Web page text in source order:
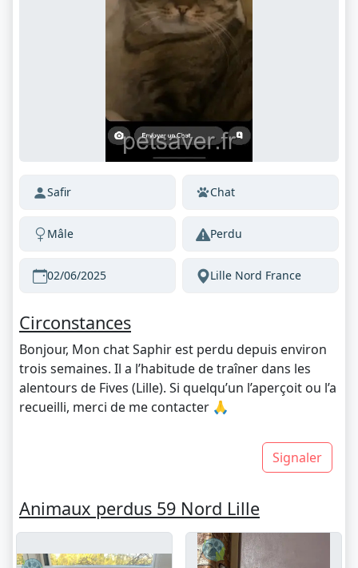
Safir Chat
Mâle Perdu
02/06/2025 Lille Nord France
Circonstances
Bonjour, Mon chat Saphir est perdu depuis environ
trois semaines. Il a l’habitude de traîner dans les
alentours de Fives (Lille). Si quelqu’un l’aperçoit ou l’a
recueilli, merci de me contacter 🙏
Signaler
Animaux perdus 59 Nord Lille